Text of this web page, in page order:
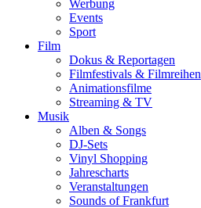
Werbung
Events
Sport
Film
Dokus & Reportagen
Filmfestivals & Filmreihen
Animationsfilme
Streaming & TV
Musik
Alben & Songs
DJ-Sets
Vinyl Shopping
Jahrescharts
Veranstaltungen
Sounds of Frankfurt